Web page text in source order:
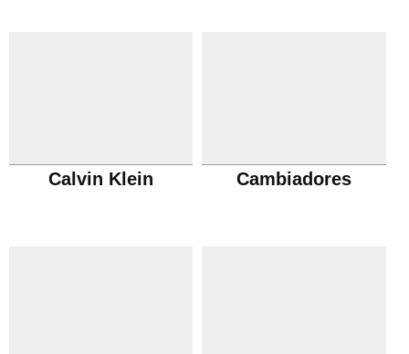
Calvin Klein Cambiadores